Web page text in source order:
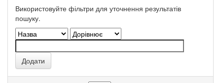
Використовуйте фільтри для уточнення результатів
пошуку.